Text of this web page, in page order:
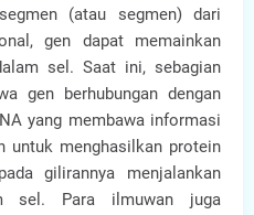
(atau segmen) dari
gen dapat memainkan
sel. Saat ini, sebagian
gen berhubungan dengan
yang membawa informasi
untuk menghasilkan protein
gilirannya menjalankan
sel. Para ilmuwan juga